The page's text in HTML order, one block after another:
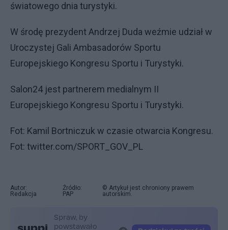
światowego dnia turystyki.
W środę prezydent Andrzej Duda weźmie udział w
Uroczystej Gali Ambasadorów Sportu
Europejskiego Kongresu Sportu i Turystyki.
Salon24 jest partnerem medialnym II
Europejskiego Kongresu Sportu i Turystyki.
Fot: Kamil Bortniczuk w czasie otwarcia Kongresu.
Fot: twitter.com/SPORT_GOV_PL
Autor:
Redakcja
Źródło:
PAP
© Artykuł jest chroniony prawem
autorskim.